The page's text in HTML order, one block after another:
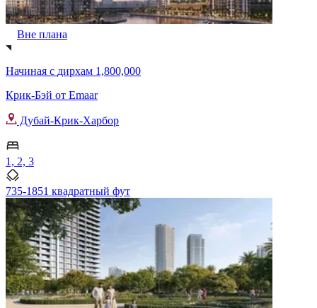
Вне плана
Начиная с дирхам 1,800,000
Крик-Бэй от Emaar
Дубай-Крик-Харбор
1, 2, 3
735-1851 квадратный фут